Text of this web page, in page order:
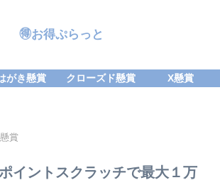
🉐お得ぷらっと
がき懸賞 クローズド懸賞 X懸賞
賞
イントスクラッチで最大１万